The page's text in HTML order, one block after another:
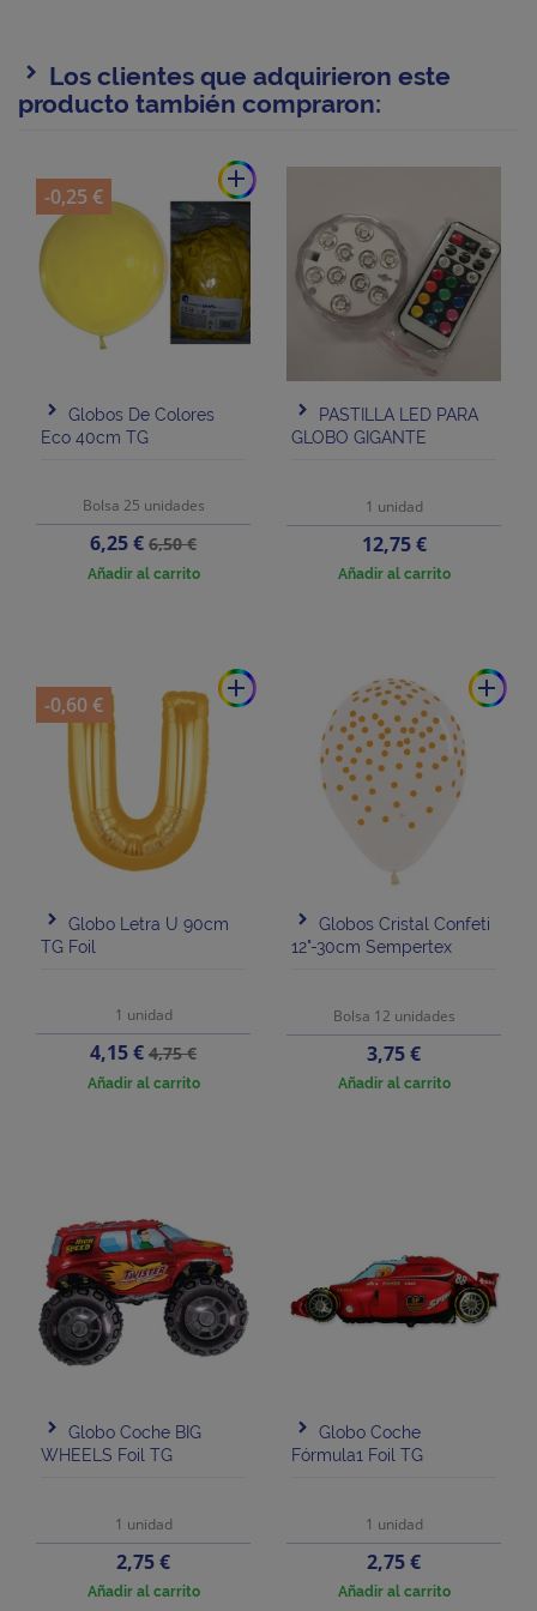
Los clientes que adquirieron este
producto también compraron:
add
Globos De Colores
Eco 40cm TG
Bolsa 25 unidades
Precio
6,25 €Precio
base
6,50 €
Añadir al carrito
-0,25 €
PASTILLA LED PARA
GLOBO GIGANTE
1 unidad
Precio
12,75 €
Añadir al carrito
add
Globo Letra U 90cm
TG Foil
1 unidad
Precio
4,15 €Precio
base
4,75 €
Añadir al carrito
-0,60 €
add
Globos Cristal Confeti
12"-30cm Sempertex
Bolsa 12 unidades
Precio
3,75 €
Añadir al carrito
Globo Coche BIG
WHEELS Foil TG
1 unidad
Precio
2,75 €
Añadir al carrito
Globo Coche
Fórmula1 Foil TG
1 unidad
Precio
2,75 €
Añadir al carrito